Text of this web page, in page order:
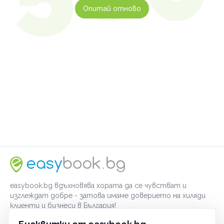
Опитай отново
easybook.bg вдъхновява хората да се чувстват и
изглеждат добре - затова имаме доверието на хиляди
клиенти и бизнеси в България!